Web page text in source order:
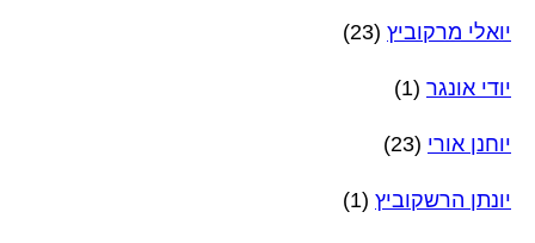
יואלי מרקוביץ (23)
יודי אונגר (1)
יוחנן אורי (23)
יונתן הרשקוביץ (1)